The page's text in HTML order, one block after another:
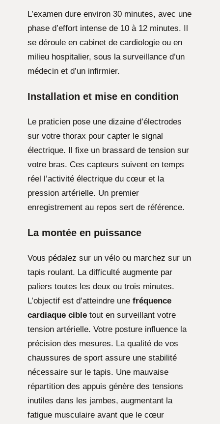
L’examen dure environ 30 minutes, avec une
phase d’effort intense de 10 à 12 minutes. Il
se déroule en cabinet de cardiologie ou en
milieu hospitalier, sous la surveillance d’un
médecin et d’un infirmier.
Installation et mise en condition
Le praticien pose une dizaine d’électrodes
sur votre thorax pour capter le signal
électrique. Il fixe un brassard de tension sur
votre bras. Ces capteurs suivent en temps
réel l’activité électrique du cœur et la
pression artérielle. Un premier
enregistrement au repos sert de référence.
La montée en puissance
Vous pédalez sur un vélo ou marchez sur un
tapis roulant. La difficulté augmente par
paliers toutes les deux ou trois minutes.
L’objectif est d’atteindre une fréquence
cardiaque cible tout en surveillant votre
tension artérielle. Votre posture influence la
précision des mesures. La qualité de vos
chaussures de sport assure une stabilité
nécessaire sur le tapis. Une mauvaise
répartition des appuis génère des tensions
inutiles dans les jambes, augmentant la
fatigue musculaire avant que le cœur